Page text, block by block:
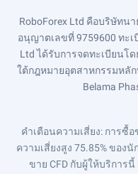
RoboForex Ltd คือบริษัทน
อนุญาตเลขที่ 9759600 ทะเ
Ltd ได้รับการจดทะเบียนโด
ใต้กฎหมายอุตสาหกรรมหลัก
Belama
คำเตือนความเสี่ยง: การซื้อ
ความเสี่ยงสูง 75.85% ของ
ขาย CFD กับผู้ให้บริการ